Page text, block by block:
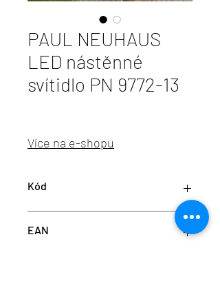
PAUL NEUHAUS
LED nástěnné
svítidlo PN 9772-13
Více na e-shopu
Kód
EAN